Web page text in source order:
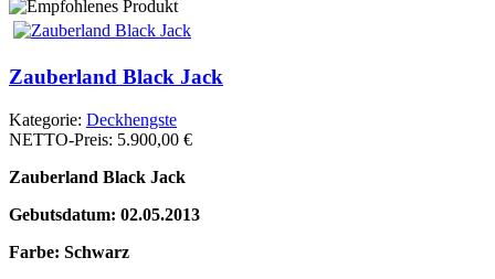
Zauberland Black Jack
Kategorie: Deckhengste
NETTO-Preis: 5.900,00 €
Zauberland Black Jack
Gebutsdatum: 02.05.2013
Farbe: Schwarz